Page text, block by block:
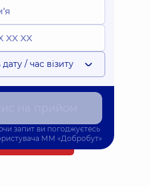
Експерт
приймає
послуги
прийому: 10.08.2026 8:30
до лікаря
/ час візиту
запит ви погоджуєтесь
ММ «Добробут»